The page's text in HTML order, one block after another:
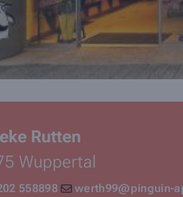
Rutten
Wuppertal
558898 werth99@pinguin-